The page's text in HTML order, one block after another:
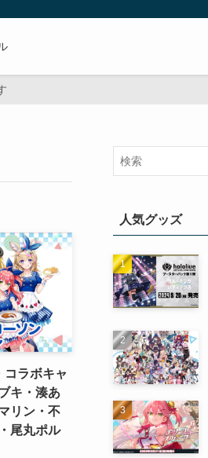
コラボキャ
キ・湊あ
リン・不
尾丸ポル
人気グッズ